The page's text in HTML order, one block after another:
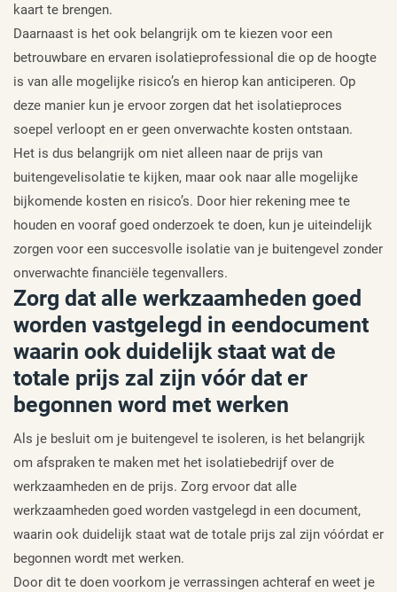
kaart te brengen.
Daarnaast is het ook belangrijk om te kiezen voor een
betrouwbare en ervaren isolatieprofessional die op de hoogte
is van alle mogelijke risico’s en hierop kan anticiperen. Op
deze manier kun je ervoor zorgen dat het isolatieproces
soepel verloopt en er geen onverwachte kosten ontstaan.
Het is dus belangrijk om niet alleen naar de prijs van
buitengevelisolatie te kijken, maar ook naar alle mogelijke
bijkomende kosten en risico’s. Door hier rekening mee te
houden en vooraf goed onderzoek te doen, kun je uiteindelijk
zorgen voor een succesvolle isolatie van je buitengevel zonder
onverwachte financiële tegenvallers.
Zorg dat alle werkzaamheden goed
worden vastgelegd in eendocument
waarin ook duidelijk staat wat de
totale prijs zal zijn vóór dat er
begonnen word met werken
Als je besluit om je buitengevel te isoleren, is het belangrijk
om afspraken te maken met het isolatiebedrijf over de
werkzaamheden en de prijs. Zorg ervoor dat alle
werkzaamheden goed worden vastgelegd in een document,
waarin ook duidelijk staat wat de totale prijs zal zijn vóórdat er
begonnen wordt met werken.
Door dit te doen voorkom je verrassingen achteraf en weet je